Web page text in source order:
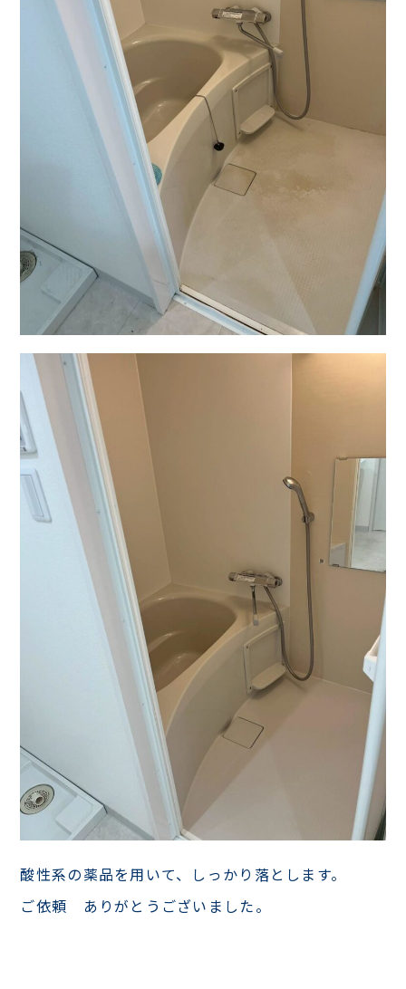
酸性系の薬品を用いて、しっかり落とします。
ご依頼 ありがとうございました。